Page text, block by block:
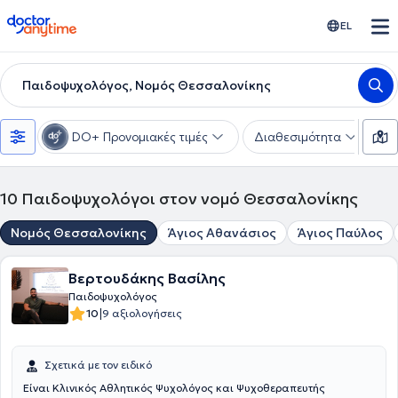
doctoranytime EL
Παιδοψυχολόγος, Νομός Θεσσαλονίκης
DO+ Προνομιακές τιμές Διαθεσιμότητα
10 Παιδοψυχολόγοι στον νομό Θεσσαλονίκης
Νομός Θεσσαλονίκης Άγιος Αθανάσιος Άγιος Παύλος
Βερτουδάκης Βασίλης
Παιδοψυχολόγος
10|9 αξιολογήσεις
Σχετικά με τον ειδικό
Eίναι Κλινικός Αθλητικός Ψυχολόγος και Ψυχοθεραπευτής